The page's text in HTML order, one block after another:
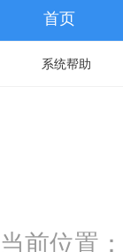
首页
系统帮助
当前位置：